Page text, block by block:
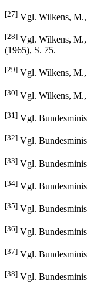
[27] Vgl. Wilkens,
[28] Vgl. Wilkens,
(1965), S. 75.
[29] Vgl. Wilkens,
[30] Vgl. Wilkens,
[31] Vgl.
[32] Vgl.
[33] Vgl.
[34] Vgl.
[35] Vgl.
[36] Vgl.
[37] Vgl.
[38] Vgl.